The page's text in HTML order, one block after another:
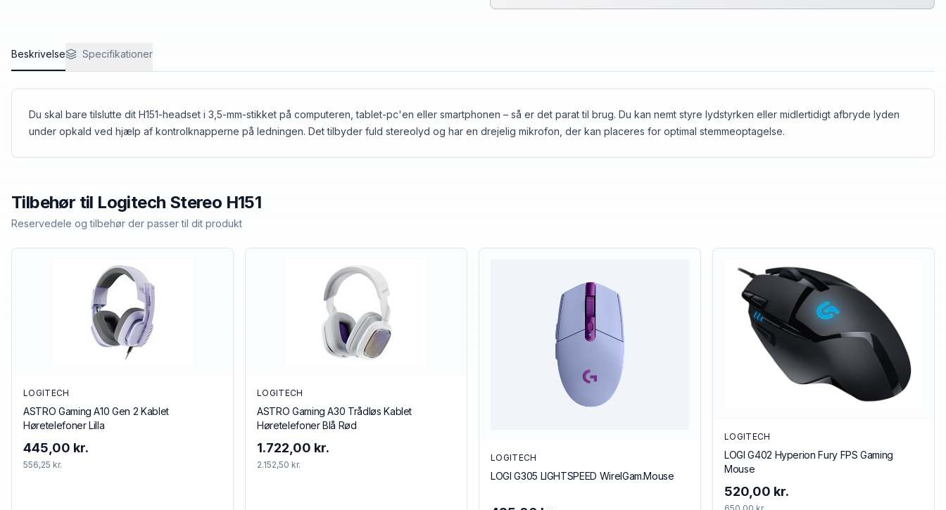
Beskrivelse Specifikationer
Du skal bare tilslutte dit H151-headset i 3,5-mm-stikket på computeren, tablet-pc'en eller smartphonen – så er det parat til brug. Du kan nemt styre lydstyrken eller midlertidigt afbryde lyden
under opkald ved hjælp af kontrolknapperne på ledningen. Det tilbyder fuld stereolyd og har en drejelig mikrofon, der kan placeres for optimal stemmeoptagelse.
Tilbehør til Logitech Stereo H151
Reservedele og tilbehør der passer til dit produkt
LOGITECH
ASTRO Gaming A10 Gen 2 Kablet
Høretelefoner Lilla
445,00 kr.
556,25 kr.
LOGITECH
ASTRO Gaming A30 Trådløs Kablet
Høretelefoner Blå Rød
1.722,00 kr.
2.152,50 kr.
LOGITECH
LOGI G305 LIGHTSPEED WirelGam.Mouse
LOGITECH
LOGI G402 Hyperion Fury FPS Gaming
Mouse
520,00 kr.
650,00 kr.